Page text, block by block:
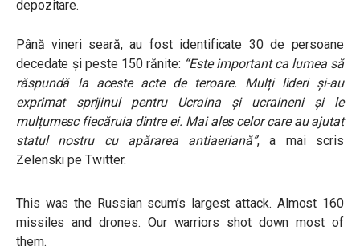
depozitare.
Până vineri seară, au fost identificate 30 de persoane
decedate și peste 150 rănite: “Este important ca lumea să
răspundă la aceste acte de teroare. Mulți lideri și-au
exprimat sprijinul pentru Ucraina și ucraineni și le
mulțumesc fiecăruia dintre ei. Mai ales celor care au ajutat
statul nostru cu apărarea antiaeriană”, a mai scris
Zelenski pe Twitter.
This was the Russian scum’s largest attack. Almost 160
missiles and drones. Our warriors shot down most of
them.